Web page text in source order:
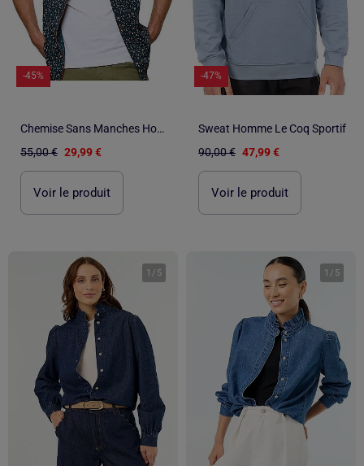
-45%
Chemise Sans Manches Homme Kaporal
55,00 € 29,99 €
Voir le produit
-47%
Sweat Homme Le Coq Sportif
90,00 € 47,99 €
Voir le produit
1 / 5 1 / 5